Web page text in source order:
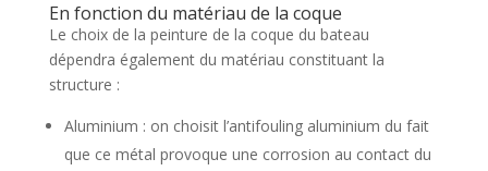
En fonction du matériau de la coque
Le choix de la peinture de la coque du bateau
dépendra également du matériau constituant la
structure :
Aluminium : on choisit l’antifouling aluminium du fait
que ce métal provoque une corrosion au contact du